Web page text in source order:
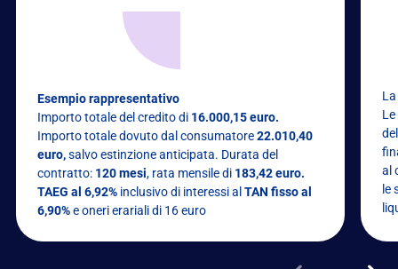
Esempio rappresentativo
Importo totale del credito di 16.000,15 euro.
Importo totale dovuto dal consumatore22.010,40
euro,salvo estinzione anticipata. Durata del
contratto: 120 mesi, rata mensile di 183,42euro.
TAEG al 6,92% inclusivo di interessi al TAN fisso al
6,90%e oneri erariali di 16 euro
al
le